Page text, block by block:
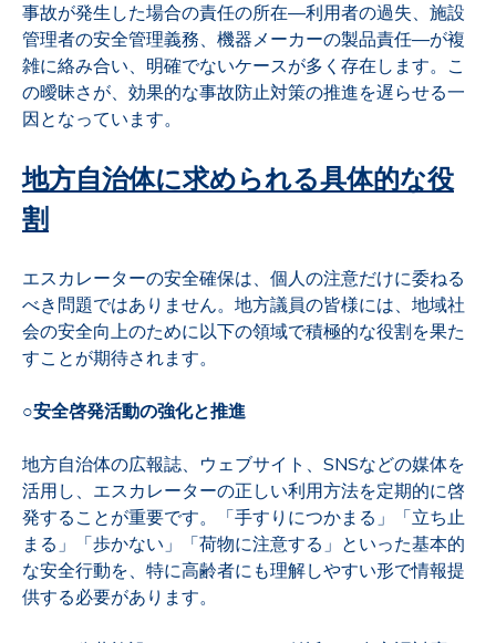
事故が発生した場合の責任の所在—利用者の過失、施設
管理者の安全管理義務、機器メーカーの製品責任—が複
雑に絡み合い、明確でないケースが多く存在します。こ
の曖昧さが、効果的な事故防止対策の推進を遅らせる一
因となっています。
地方自治体に求められる具体的な役
割
エスカレーターの安全確保は、個人の注意だけに委ねる
べき問題ではありません。地方議員の皆様には、地域社
会の安全向上のために以下の領域で積極的な役割を果た
すことが期待されます。
○安全啓発活動の強化と推進
地方自治体の広報誌、ウェブサイト、SNSなどの媒体を
活用し、エスカレーターの正しい利用方法を定期的に啓
発することが重要です。「手すりにつかまる」「立ち止
まる」「歩かない」「荷物に注意する」といった基本的
な安全行動を、特に高齢者にも理解しやすい形で情報提
供する必要があります。